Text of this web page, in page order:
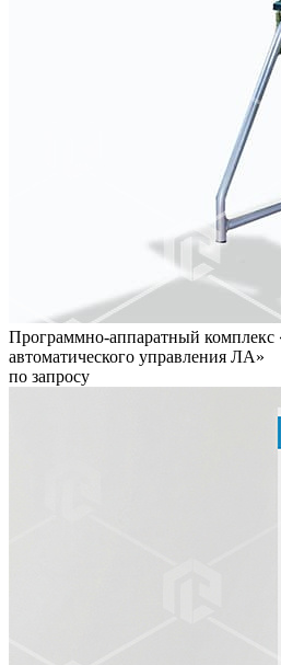
Программно-аппаратный комплекс
автоматического управления ЛА»
по запросу